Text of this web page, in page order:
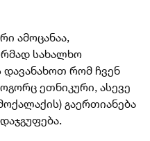
ამოცანაა,
სახალხო
დავანახოთ რომ ჩვენ
ეთნიკური, ასევე
გაერთიანება